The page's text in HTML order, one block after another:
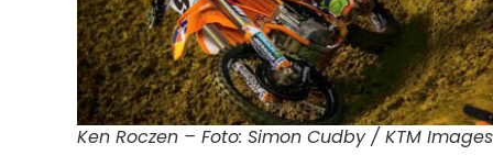
Ken Roczen – Foto: Simon Cudby / KTM Images